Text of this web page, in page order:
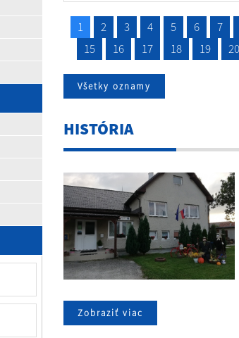
1 2 3 4 5 6 7
15
16 17 18 19 20
Všetky oznamy
HISTÓRIA
Zobraziť viac